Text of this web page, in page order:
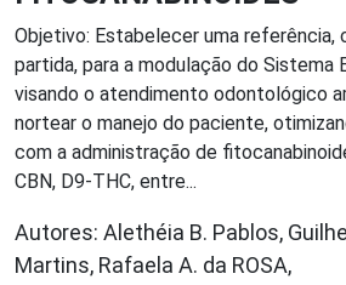
Objetivo: Estabelecer uma referência,
partida, para a modulação do Sistema
visando o atendimento odontológico
nortear o manejo do paciente,
com a administração de
CBN, D9-THC, entre...
Autores: Alethéia B. Pablos,
Martins, Rafaela A. da ROSA,